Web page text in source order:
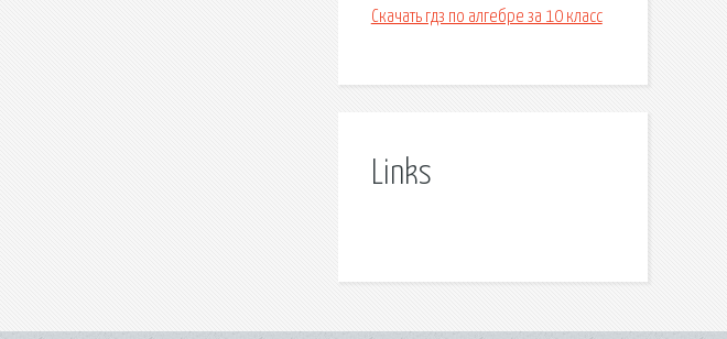
Скачать гдз по алгебре за 10 класс
Links